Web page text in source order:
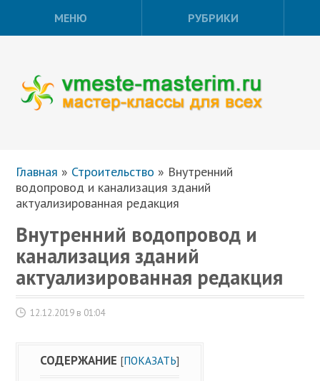
МЕНЮ РУБРИКИ
Главная » Строительство » Внутренний
водопровод и канализация зданий
актуализированная редакция
Внутренний водопровод и
канализация зданий
актуализированная редакция
12.12.2019 в 01:04
СОДЕРЖАНИЕ [ПОКАЗАТЬ]